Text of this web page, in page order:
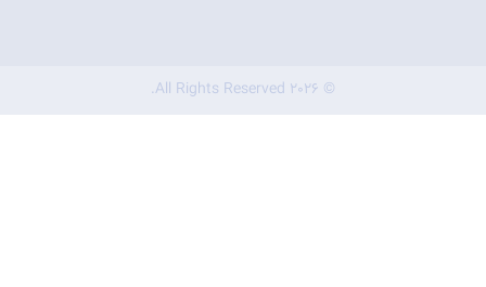
© 2026 All Rights Reserved.